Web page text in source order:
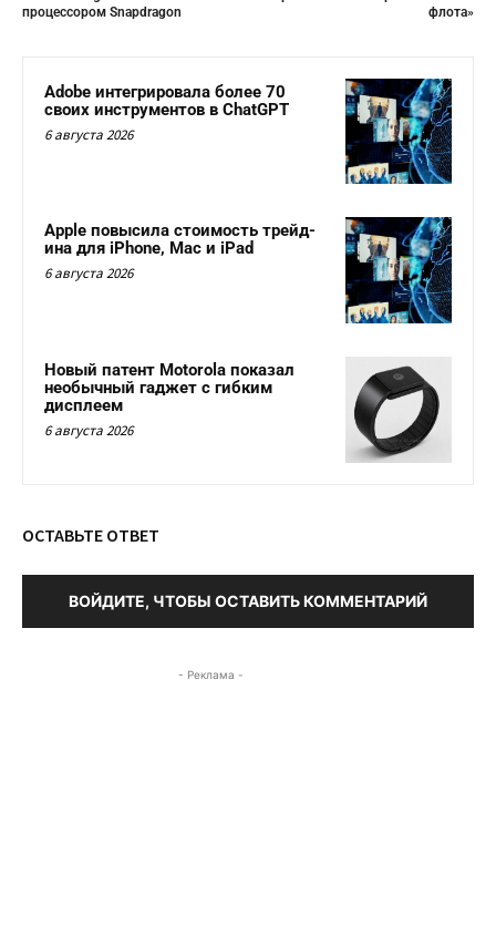
процессором Snapdragon
флота»
Adobe интегрировала более 70
своих инструментов в ChatGPT
6 августа 2026
Apple повысила стоимость трейд-
ина для iPhone, Mac и iPad
6 августа 2026
Новый патент Motorola показал
необычный гаджет с гибким
дисплеем
6 августа 2026
ОСТАВЬТЕ ОТВЕТ
ВОЙДИТЕ, ЧТОБЫ ОСТАВИТЬ КОММЕНТАРИЙ
- Реклама -